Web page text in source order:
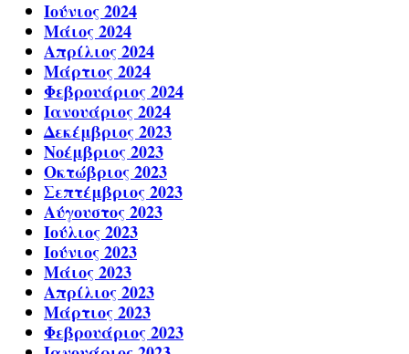
Ιούνιος 2024
Μάιος 2024
Απρίλιος 2024
Μάρτιος 2024
Φεβρουάριος 2024
Ιανουάριος 2024
Δεκέμβριος 2023
Νοέμβριος 2023
Οκτώβριος 2023
Σεπτέμβριος 2023
Αύγουστος 2023
Ιούλιος 2023
Ιούνιος 2023
Μάιος 2023
Απρίλιος 2023
Μάρτιος 2023
Φεβρουάριος 2023